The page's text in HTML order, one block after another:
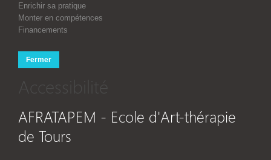
Enrichir sa pratique
Monter en compétences
Financements
Fermer
Accessibilité
AFRATAPEM - Ecole d'Art-thérapie
de Tours